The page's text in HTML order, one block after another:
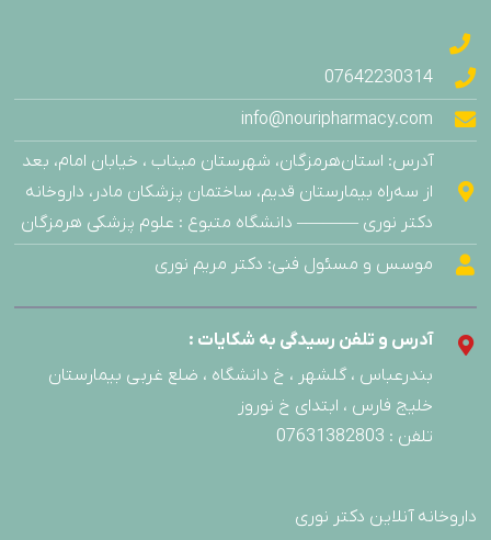
07642230314
info@nouripharmacy.com
آدرس: استان‌هرمزگان، شهرستان میناب ، خیابان امام، بعد
از سه‌راه بیمارستان قدیم، ساختمان پزشکان مادر، داروخانه
دکتر نوری ———– دانشگاه متبوع : علوم پزشکی هرمزگان
موسس و مسئول فنی: دکتر مریم نوری
آدرس و تلفن رسیدگی به شکایات :
بندرعباس ، گلشهر ، خ دانشگاه ، ضلع غربی بیمارستان
خلیج فارس ، ابتدای خ نوروز
تلفن : 07631382803
داروخانه آنلاین دکتر نوری